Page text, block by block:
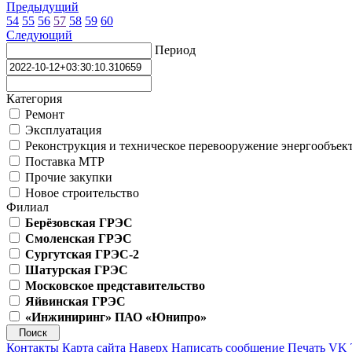
Предыдущий
54 55 56 57 58 59 60
Следующий
Период
Категория
Ремонт
Эксплуатация
Реконструкция и техническое перевооружение
Поставка МТР
Прочие закупки
Новое строительство
Филиал
Берёзовская ГРЭС
Смоленская ГРЭС
Сургутская ГРЭС-2
Шатурская ГРЭС
Московское представительство
Яйвинская ГРЭС
«Инжиниринг» ПАО «Юнипро»
Контакты Карта сайта Наверх Написать сообщение Печать VK